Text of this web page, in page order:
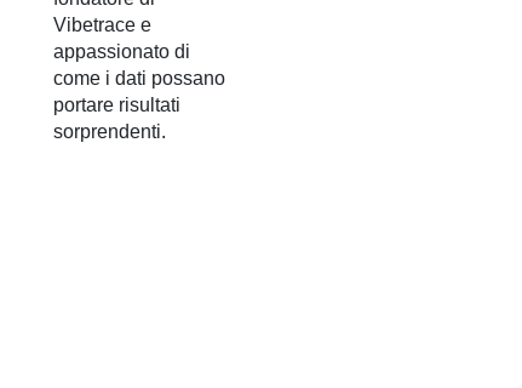
Vibetrace e
appassionato di
come i dati possano
portare risultati
sorprendenti.